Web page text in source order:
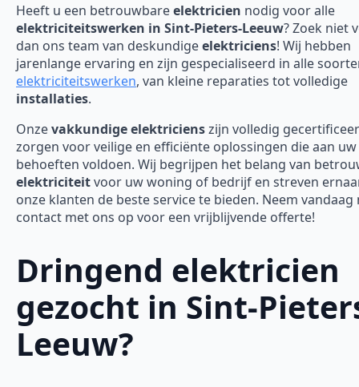
Heeft u een betrouwbareelektricien nodig voor alle
elektriciteitswerken in Sint-Pieters-Leeuw? Zoek niet
dan ons team van deskundigeelektriciens! Wij hebben
jarenlange ervaring en zijn gespecialiseerd in alle
elektriciteitswerken, van kleine reparaties tot volledige
installaties.
Onzevakkundige elektricienszijn volledig
zorgen voor veilige en efficiënte oplossingen die aan uw
behoeften voldoen. Wij begrijpen het belang van
elektriciteitvoor uw woning of bedrijf en streven
onze klanten de beste service te bieden. Neem vandaag
contact met ons op voor een vrijblijvende offerte!
Dringend elektricien
gezocht in Sint-
Leeuw?